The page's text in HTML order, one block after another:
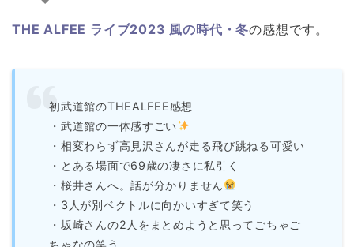
THE ALFEE ライブ2023 風の時代・冬の感想です。
初武道館のTHEALFEE感想
・武道館の一体感すごい
・相変わらず高見沢さんが走る飛び跳ねる可愛い
・とある場面で69歳の凄さに私引く
・桜井さんへ。話が分かりません
・3人が別ベクトルに向かいすぎて笑う
・坂崎さんの2人をまとめようと思ってごちゃご
ちゃなの笑う